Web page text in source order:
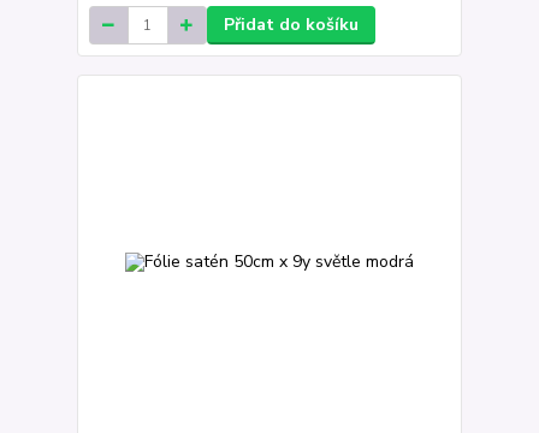
Přidat do košíku